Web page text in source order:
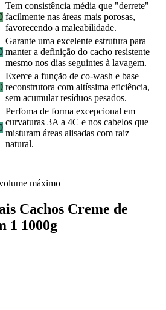
Tem consistência média que "derrete"
facilmente nas áreas mais porosas,
favorecendo a maleabilidade.
Garante uma excelente estrutura para
manter a definição do cacho resistente
mesmo nos dias seguintes à lavagem.
Exerce a função de co-wash e base
reconstrutora com altíssima eficiência,
sem acumular resíduos pesados.
Perfoma de forma excepcional em
curvaturas 3A a 4C e nos cabelos que
misturam áreas alisadas com raiz
natural.
máximo
Cachos Creme de
1 1000g